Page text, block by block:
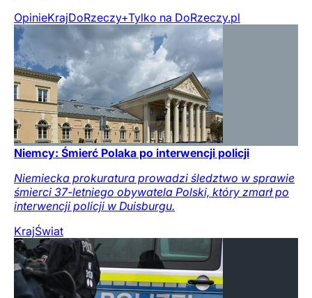
OpinieKrajDoRzeczy+Tylko na DoRzeczy.pl
Niemcy: Śmierć Polaka po interwencji policji
Niemiecka prokuratura prowadzi śledztwo w sprawie
śmierci 37-letniego obywatela Polski, który zmarł po
interwencji policji w Duisburgu.
KrajŚwiat